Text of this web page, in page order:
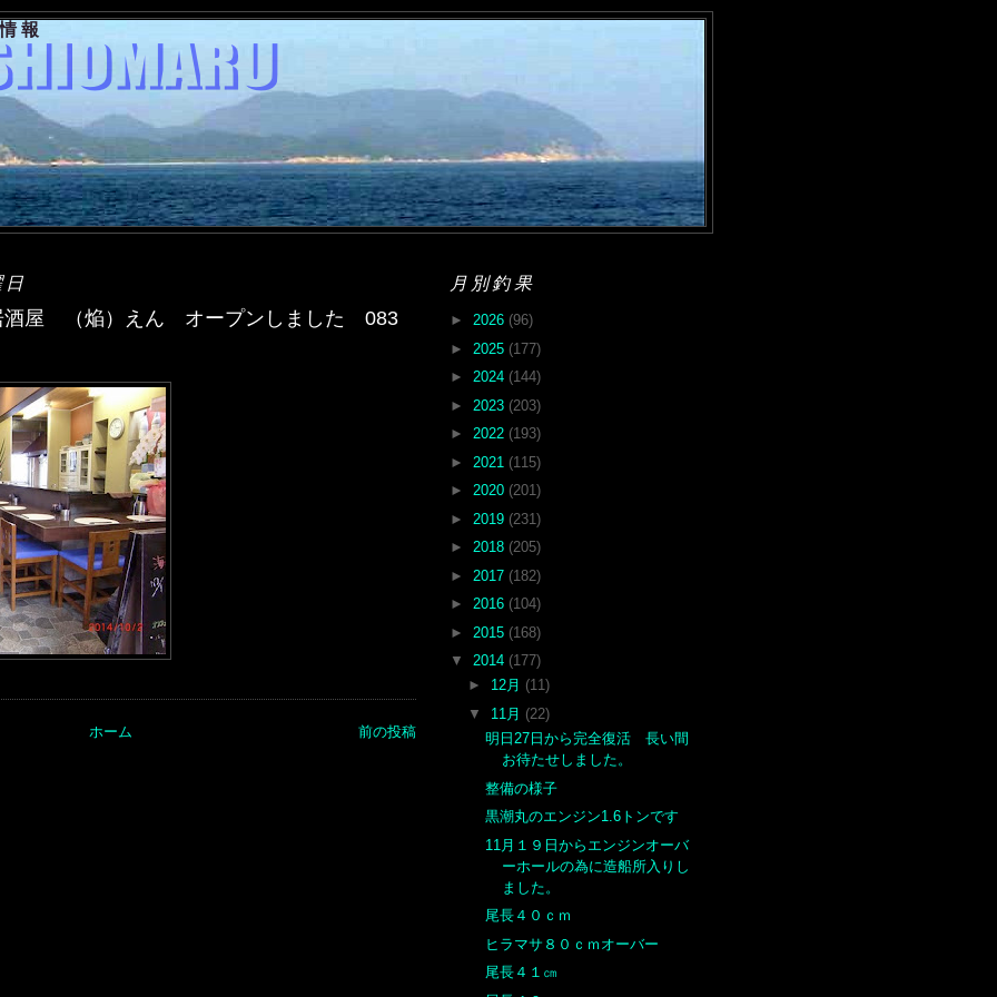
報
酒屋 （焔）えん オープンしました 083
前の投稿
ホーム
月別釣果
► 2026 (96)
► 2025 (177)
► 2024 (144)
► 2023 (203)
► 2022 (193)
► 2021 (115)
► 2020 (201)
► 2019 (231)
► 2018 (205)
► 2017 (182)
► 2016 (104)
► 2015 (168)
▼ 2014 (177)
► 12月 (11)
▼ 11月 (22)
明日27日から完全復活 長い間
お待たせしました。
整備の様子
黒潮丸のエンジン1.6トンです
11月１９日からエンジンオーバ
ーホールの為に造船所入りし
ました。
尾長４０ｃｍ
ヒラマサ８０ｃｍオーバー
尾長４１㎝